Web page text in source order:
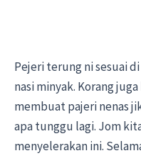
Pejeri terung ni sesuai
nasi minyak. Korang
membuat pajeri nenas
apa tunggu lagi. Jom
menyelerakan ini.